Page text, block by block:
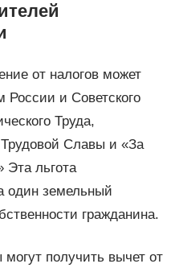
от налогов может
России и Советского
Труда,
Славы и «За
льгота
один земельный
гражданина.
получить вычет от